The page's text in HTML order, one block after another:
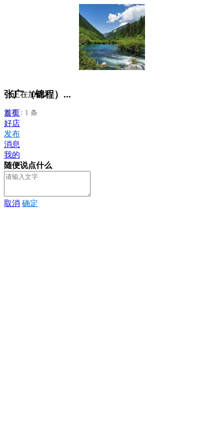
张广 （锦程）...
发布：1 条
正在加载...
首页
好店
发布
消息
我的
随便说点什么
取消 确定